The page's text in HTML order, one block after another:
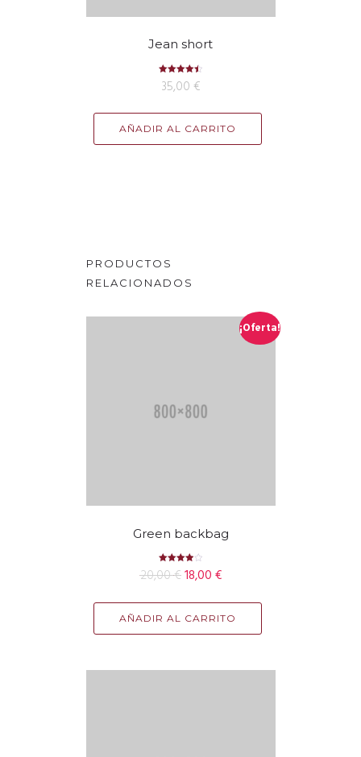
Jean short
Valorado
con
35,00 €
AÑADIR AL CARRITO
PRODUCTOS
RELACIONADOS
¡Oferta!
Green backbag
Valorado
con
20,00€18,00 €
AÑADIR AL CARRITO